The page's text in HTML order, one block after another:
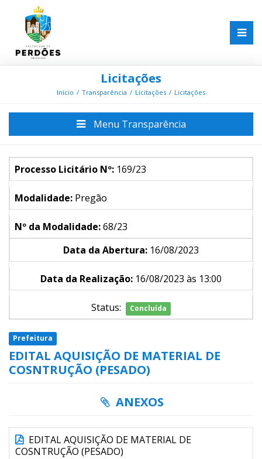
Licitações
Início Transparência Licitações Licitações
Menu Transparência
Processo Licitário Nº: 169/23
Modalidade: Pregão
Nº da Modalidade:68/23
Data da Abertura: 16/08/2023
Data da Realização: 16/08/2023 às 13:00
Status: Concluída
Prefeitura
EDITAL AQUISIÇÃO DE MATERIAL DE
COSNTRUÇÃO (PESADO)
ANEXOS
EDITAL AQUISIÇÃO DE MATERIAL DE
COSNTRUÇÃO (PESADO)